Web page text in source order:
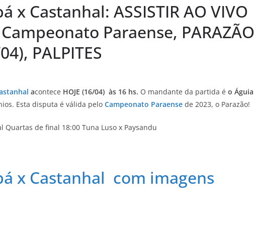
x Castanhal: ASSISTIR AO VIVO
Paraense, PARAZÃO
PALPITES
acontece HOJE (16/04) às 16 hs. O mandante da partida é o Águia
Esta disputa é válida pelo Campeonato Paraense de 2023, o Parazão!
Quartas de final 18:00 Tuna Luso x Paysandu
x Castanhal com imagens